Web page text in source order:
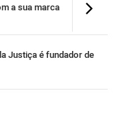
a sua marca
Justiça é fundador de